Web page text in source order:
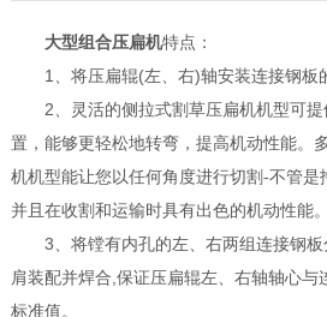
大型组合压扁机特点：
1、将压扁辊(左、右)轴安装连接钢板
2、灵活的侧拉式割草压扁机机型可提
置，能够更轻松地转弯，提高机动性能。
机机型能让您以任何角度进行切割-不管是
并且在收割和运输时具有出色的机动性能。
3、将镗有内孔的左、右两组连接钢板
肩装配并焊合,保证压扁辊左、右轴轴心与
标准值。